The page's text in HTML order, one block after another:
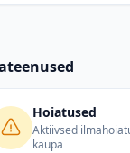
Hoiatused
Aktiivsed
kaupa